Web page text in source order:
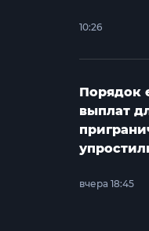
10:26
Порядок
выплат
вчера 18:45